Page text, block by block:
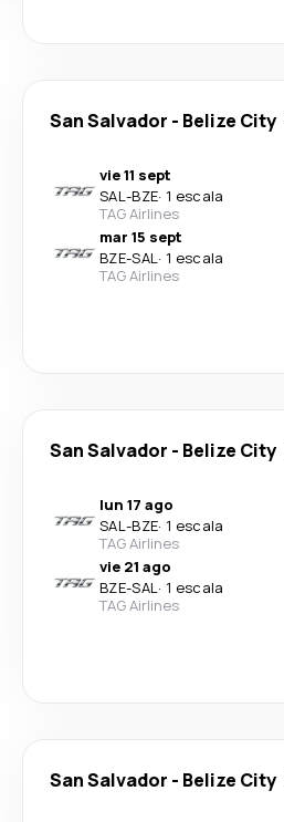
San Salvador - Belize City
vie 11 sept
SAL-BZE· 1 escala
TAG Airlines
mar 15 sept
BZE-SAL· 1 escala
TAG Airlines
San Salvador - Belize City
lun 17 ago
SAL-BZE· 1 escala
TAG Airlines
vie 21 ago
BZE-SAL· 1 escala
TAG Airlines
San Salvador - Belize City